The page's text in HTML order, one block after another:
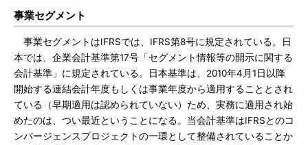
事業セグメント
事業セグメントはIFRSでは、IFRS第8号に規定されている。日
本では、企業会計基準第17号「セグメント情報等の開示に関する
会計基準」に規定されている。日本基準は、2010年4月1日以降
開始する連結会計年度もしくは事業年度から適用することとされ
ている（早期適用は認められていない）ため、実務に適用され始
めたのは、つい最近ということになる。当会計基準はIFRSとのコ
ンバージェンスプロジェクトの一環として整備されていることか